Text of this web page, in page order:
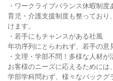
・ワークライブバランス休暇制度
育児・介護支援制度も整っており
けます。
・若手にもチャンスがある社風
年功序列にとらわれず、若手の意
・文理・学部不問！多様な人材が
お客様のニーズに応えるためには
学部学科問わず、様々なバックグ